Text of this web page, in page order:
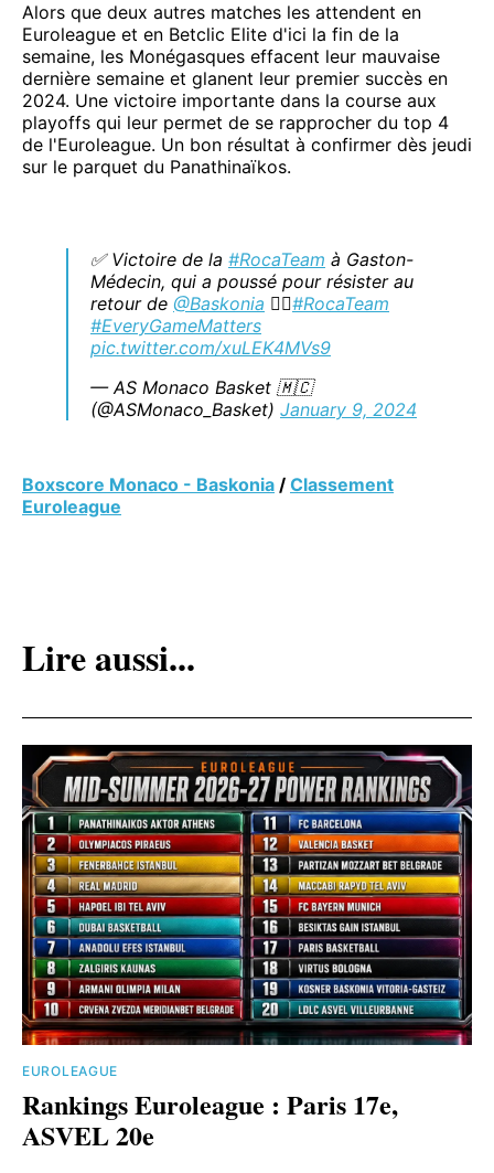
Alors que deux autres matches les attendent en
Euroleague et en Betclic Elite d'ici la fin de la
semaine, les Monégasques effacent leur mauvaise
dernière semaine et glanent leur premier succès en
2024. Une victoire importante dans la course aux
playoffs qui leur permet de se rapprocher du top 4
de l'Euroleague. Un bon résultat à confirmer dès jeudi
sur le parquet du Panathinaïkos.
✅️ Victoire de la #RocaTeam à Gaston-
Médecin, qui a poussé pour résister au
retour de @Baskonia ❤️‍🔥#RocaTeam
#EveryGameMatters
pic.twitter.com/xuLEK4MVs9
— AS Monaco Basket 🇲🇨
(@ASMonaco_Basket) January 9, 2024
Boxscore Monaco - Baskonia / Classement
Euroleague
Lire aussi...
EUROLEAGUE
Rankings Euroleague : Paris 17e,
ASVEL 20e